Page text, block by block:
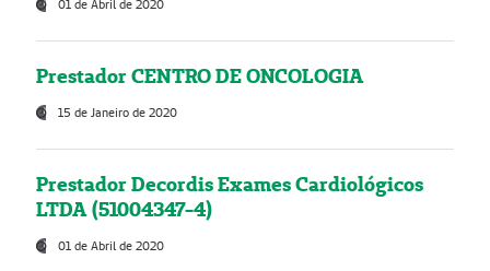
01 de Abril de 2020
Prestador CENTRO DE ONCOLOGIA
15 de Janeiro de 2020
Prestador Decordis Exames Cardiológicos
LTDA (51004347-4)
01 de Abril de 2020